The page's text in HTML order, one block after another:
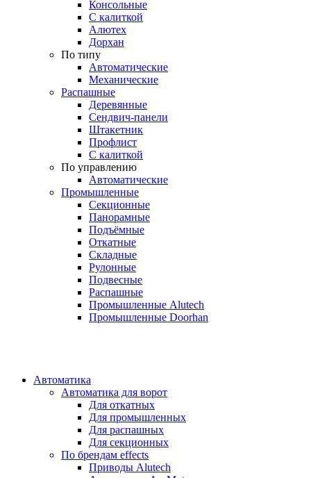
Консольные
С калиткой
Алютех
Дорхан
По типу
Автоматические
Механические
Распашные
Деревянные
Сендвич-панели
Штакетник
Профлист
С калиткой
По управлению
Автоматические
Промышленные
Секционные
Панорамные
Подъёмные
Откатные
Складные
Рулонные
Подвесные
Распашные
Промышленные Alutech
Промышленные Doorhan
Автоматика
Автоматика для ворот
Для откатных
Для промышленных
Для распашных
Для секционных
По брендам effects
Приводы Alutech